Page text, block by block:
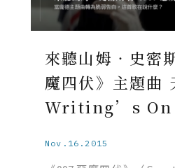
來聽山姆‧史密
魔四伏》主題曲
Writing’s On
Nov.16.2015